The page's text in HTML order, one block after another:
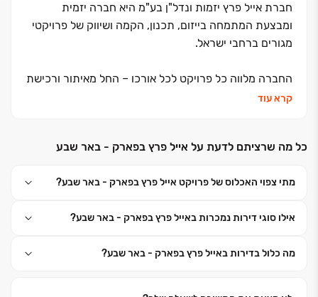
חברת אייל פרץ יזמות ונדל"ן בע"מ היא חברה יזמית
ומבצעת המתמחה בייזום, תכנון, הקמה ושיווק של פרויקטי
מגורים ברחבי ישראל.
החברה מלווה כל פרויקט לכל אורכו – החל מאיתור ורכישת
הקרקע, דרך שלבי התכנון, הפיתוח והביצוע, ועד למסירת
להקפיד על איכות, בקרה ועמידה בסטנדרטים גבוהים בכל
בעל ניסיון של למעלה מ־35 שנה בענף הבנייה והנדל"ן.
אדריכלים, יועצים ואנשי ביצוע, מבטיחה תכנון מוקפד,
קרא עוד
כל מה שרציתם לדעת על אייל פרץ בפארק - באר שבע
מתי צפוי האכלוס של פרויקט אייל פרץ בפארק - באר שבע?
אילו סוגי דירות נמכרות באייל פרץ בפארק - באר שבע?
מה כלול בדירות באייל פרץ בפארק - באר שבע?